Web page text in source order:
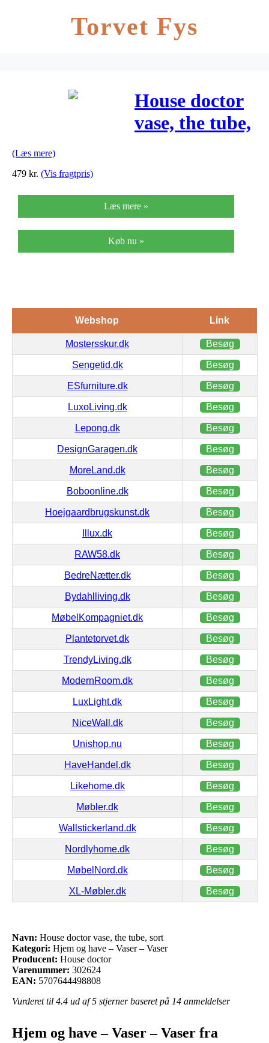
Torvet Fys
House doctor
vase, the tube,
(Læs mere)
479 kr. (Vis fragtpris)
Læs mere »
Køb nu »
Webshop Link
Mostersskur.dk Besøg
Sengetid.dk Besøg
ESfurniture.dk Besøg
LuxoLiving.dk Besøg
Lepong.dk Besøg
DesignGaragen.dk Besøg
MoreLand.dk Besøg
Boboonline.dk Besøg
Hoejgaardbrugskunst.dk Besøg
Illux.dk Besøg
RAW58.dk Besøg
BedreNætter.dk Besøg
Bydahlliving.dk Besøg
MøbelKompagniet.dk Besøg
Plantetorvet.dk Besøg
TrendyLiving.dk Besøg
ModernRoom.dk Besøg
LuxLight.dk Besøg
NiceWall.dk Besøg
Unishop.nu Besøg
HaveHandel.dk Besøg
Likehome.dk Besøg
Møbler.dk Besøg
Wallstickerland.dk Besøg
Nordlyhome.dk Besøg
MøbelNord.dk Besøg
XL-Møbler.dk Besøg
Navn: House doctor vase, the tube, sort
Kategori: Hjem og have – Vaser – Vaser
Producent: House doctor
Varenummer: 302624
EAN: 5707644498808
Vurderet til 4.4 ud af 5 stjerner baseret på 14 anmeldelser
Hjem og have – Vaser – Vaser fra